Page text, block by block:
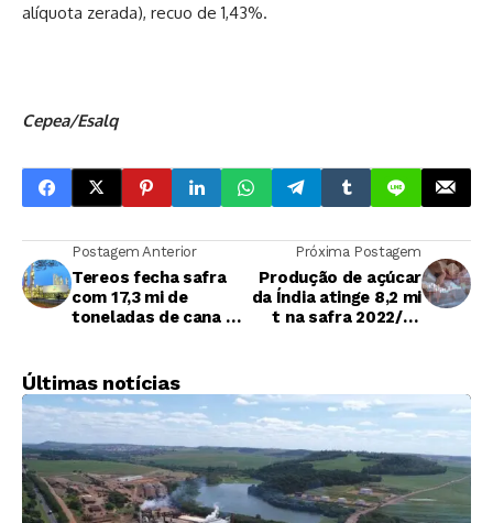
alíquota zerada), recuo de 1,43%.
Cepea/Esalq
Postagem Anterior
Tereos fecha safra
com 17,3 mi de
toneladas de cana e
Próxima Postagem
Produção de açúcar
da Índia atinge 8,2 mi
t na safra 2022/23
Últimas notícias